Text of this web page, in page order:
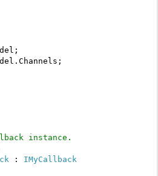
instance.
: IMyCallback